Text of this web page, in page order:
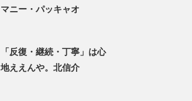
マニー・パッキャオ
「反復・継続・丁寧」は心
地ええんや。北信介